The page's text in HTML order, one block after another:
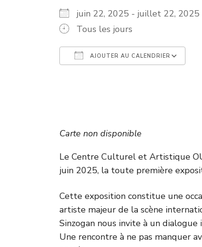
juin 22, 2025 - juillet 22,
Tous les jours
AJOUTER AU CALENDRIER
Carte non disponible
Le Centre Culturel et Artistique
juin 2025, la toute première
Cette exposition constitue une
artiste majeur de la scène
Sinzogan nous invite à un
Une rencontre à ne pas manquer